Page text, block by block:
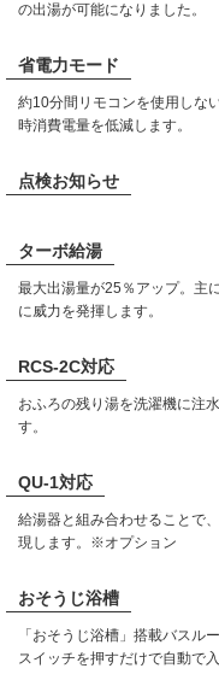
の出湯が可能になりました。
省電力モード
約10分間リモコンを使用しな
時消費電量を低減します。
点検お知らせ
ターボ給湯
最大出湯量が25％アップ。主
に威力を発揮します。
RCS-2C対応
おふろの残り湯を洗濯機に注
す。
QU-1対応
給湯器と組み合わせることで
現します。※オプション
おそうじ浴槽
「おそうじ浴槽」搭載バスル
スイッチを押すだけで自動で